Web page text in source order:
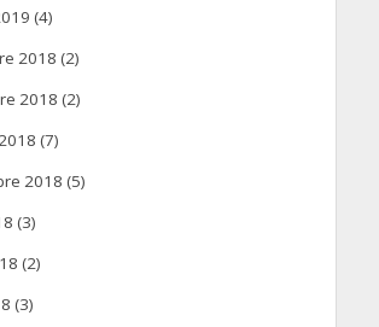
(4)
2018 (2)
2018 (2)
(7)
2018 (5)
(3)
(2)
(3)